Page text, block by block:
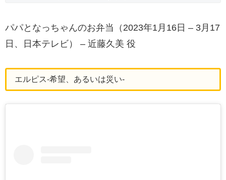
パパとなっちゃんのお弁当（2023年1月16日 – 3月17
日、日本テレビ） – 近藤久美 役
エルピス-希望、あるいは災い-